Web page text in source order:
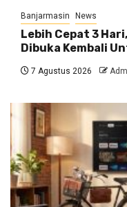
Banjarmasin News
Lebih Cepat 3
Dibuka Kembali
7 Agustus 2026